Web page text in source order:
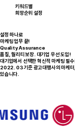
키워드별
희망순위 설정
설정 하나로
마케팅 업무 끝!
Quality Assurance
품질, 퀄리티 보장. 대기업 우선 도입!
대기업에서 선택한 혁신적 마케팅 필
2022. 03 기준 광고대행사의 마케터
있습니다.